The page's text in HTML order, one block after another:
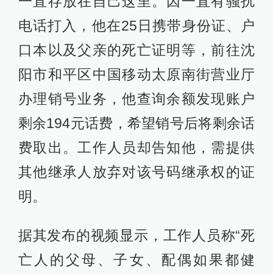
电话打入，他在25日携带身份证、户
口本以及父亲的死亡证明等，前往沈
阳市和平区中国移动太原南街营业厅
办理销号业务，他查询余额发现账户
剩余194元话费，希望销号后将剩余话
费取出。工作人员却告知他，需提供
其他继承人放弃对该号码继承权的证
明。
据其发布的视频显示，工作人员称“死
亡人的父母、子女、配偶如果都健